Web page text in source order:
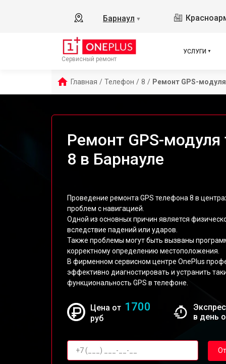
Барнаул ▼
Сервисный ремонт
УСЛУГИ
Главная / Телефон / 8 / Ремонт GPS-модуля
Ремонт GPS-модуля
8 в Барнауле
Проведение ремонта GPS телефона 8 в
проблем с навигацией.
Одной из основных причин является
вследствие падений или ударов.
Также проблемы могут быть вызваны
корректному определению местоположения.
В фирменном сервисном центре OnePlus
эффективно диагностировать и устранить
функциональность GPS в телефоне.
Цена от 1700
руб
в день